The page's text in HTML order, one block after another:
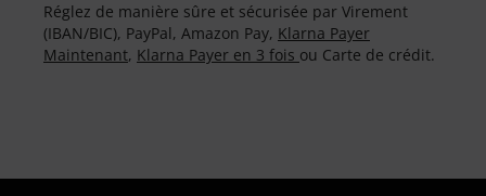
Réglez de manière sûre et sécurisée par Virement
(IBAN/BIC), PayPal, Amazon Pay, Klarna Payer
Maintenant, Klarna Payer en 3 fois ou Carte de crédit.